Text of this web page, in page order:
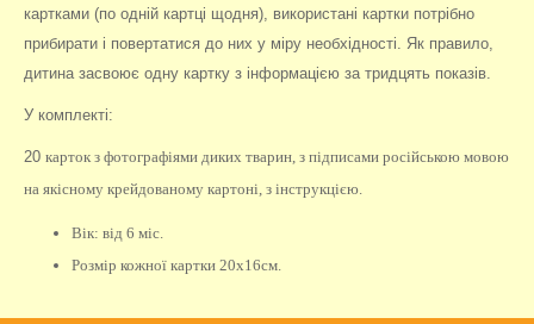
картками (по одній картці щодня), використані картки потрібно
прибирати і повертатися до них у міру необхідності. Як правило,
дитина засвоює одну картку з інформацією за тридцять показів.
У комплекті:
20 карток з фотографіями диких тварин, з підписами російською мовою
на якісному крейдованому картоні, з інструкцією.
Вік: від 6 міс.
Розмір кожної картки 20х16см.